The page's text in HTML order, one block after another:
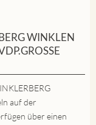
WINKLEN
auf der
über einen